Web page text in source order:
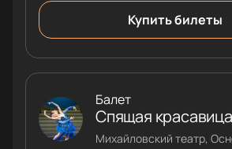
Купить билеты
Балет
Спящая красавица
Михайловский театр,